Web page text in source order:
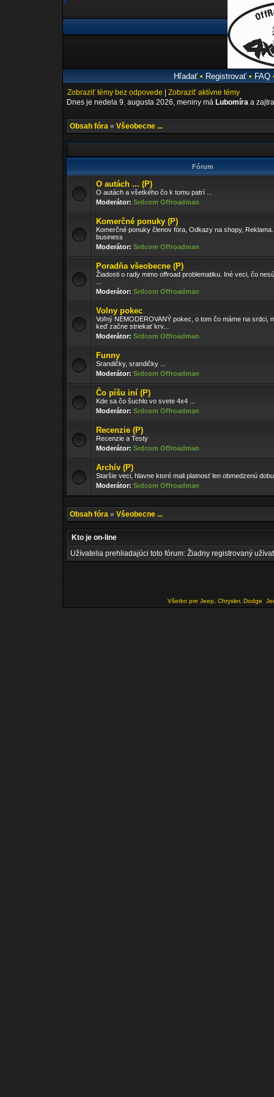
Hľadať• Registrovať• FAQ
Zobraziť témy bez odpovede
Zobraziť aktívne témy
Dnes je nedela 9. augusta 2026, meniny má Lubomíra a
Obsah fóra » Všeobecne ...
Fórum
O autách ... (P)
O autách a všetkého čo k tomu patrí ...
Moderátor: Srdcom Offroadman
Komerčné ponuky (P)
Komerčné ponuky členov fóra, Odkazy na shopy,
business
Moderátor: Srdcom Offroadman
Poradňa všeobecne (P)
Žiadosti o rady mimo offroad problematiku. Iné veci, čo
Moderátor: Srdcom Offroadman
Volny pokec
Voľný NEMODEROVANÝ pokec, o tom čo máme na srdci,
keď začne striekať krv...
Moderátor: Srdcom Offroadman
Funny
Srandičky, srandičky ...
Moderátor: Srdcom Offroadman
Čo píšu iní (P)
Kde sa čo šuchlo vo svete 4x4 ...
Moderátor: Srdcom Offroadman
Recenzie (P)
Recenzie a Testy
Moderátor: Srdcom Offroadman
Archív (P)
Staršie veci, hlavne ktoré mali platnosť len obmedzenú
Moderátor: Srdcom Offroadman
Obsah fóra » Všeobecne ...
Kto je on-line
Užívatelia prehliadajúci toto fórum: Žiadny registrovaný
Všetko pre Jeep, Chrysler, Dodge